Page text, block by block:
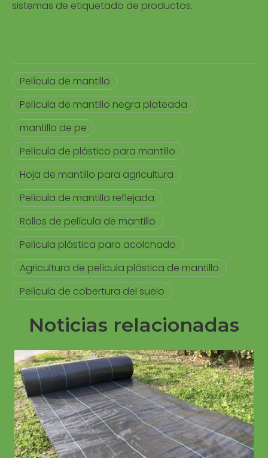
sistemas de etiquetado de productos.
Película de mantillo
Película de mantillo negra plateada
mantillo de pe
Película de plástico para mantillo
Hoja de mantillo para agricultura
Película de mantillo reflejada
Rollos de película de mantillo
Película plástica para acolchado
Agricultura de película plástica de mantillo
Película de cobertura del suelo
Noticias relacionadas